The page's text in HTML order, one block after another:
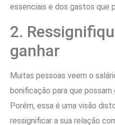
essenciais e dos gastos que
2.
ganhar
Muitas pessoas veem o
bonificação para que
Porém, essa é uma visão
ressignificar a sua relação